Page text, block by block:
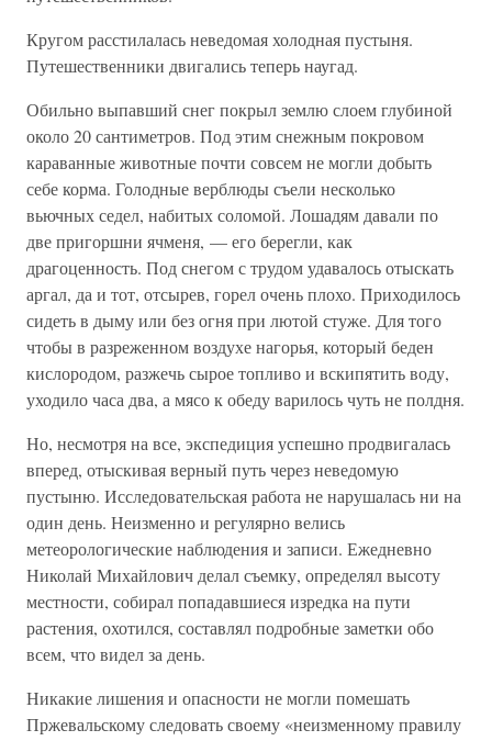
Кругом расстилалась неведомая холодная пустыня.
Путешественники двигались теперь наугад.
Обильно выпавший снег покрыл землю слоем глубиной
около 20 сантиметров. Под этим снежным покровом
караванные животные почти совсем не могли добыть
себе корма. Голодные верблюды съели несколько
вьючных седел, набитых соломой. Лошадям давали по
две пригоршни ячменя, — его берегли, как
драгоценность. Под снегом с трудом удавалось отыскать
аргал, да и тот, отсырев, горел очень плохо. Приходилось
сидеть в дыму или без огня при лютой стуже. Для того
чтобы в разреженном воздухе нагорья, который беден
кислородом, разжечь сырое топливо и вскипятить воду,
уходило часа два, а мясо к обеду варилось чуть не полдня.
Но, несмотря на все, экспедиция успешно продвигалась
вперед, отыскивая верный путь через неведомую
пустыню. Исследовательская работа не нарушалась ни на
один день. Неизменно и регулярно велись
метеорологические наблюдения и записи. Ежедневно
Николай Михайлович делал съемку, определял высоту
местности, собирал попадавшиеся изредка на пути
растения, охотился, составлял подробные заметки обо
всем, что видел за день.
Никакие лишения и опасности не могли помешать
Пржевальскому следовать своему «неизменному правилу